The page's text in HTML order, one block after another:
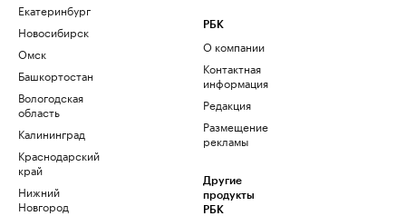
Екатеринбург
Новосибирск
Омск
Башкортостан
Вологодская
область
Калининград
Краснодарский
край
Нижний
Новгород
РБК
О компании
Контактная
информация
Редакция
Размещение
рекламы
Другие
продукты
РБК